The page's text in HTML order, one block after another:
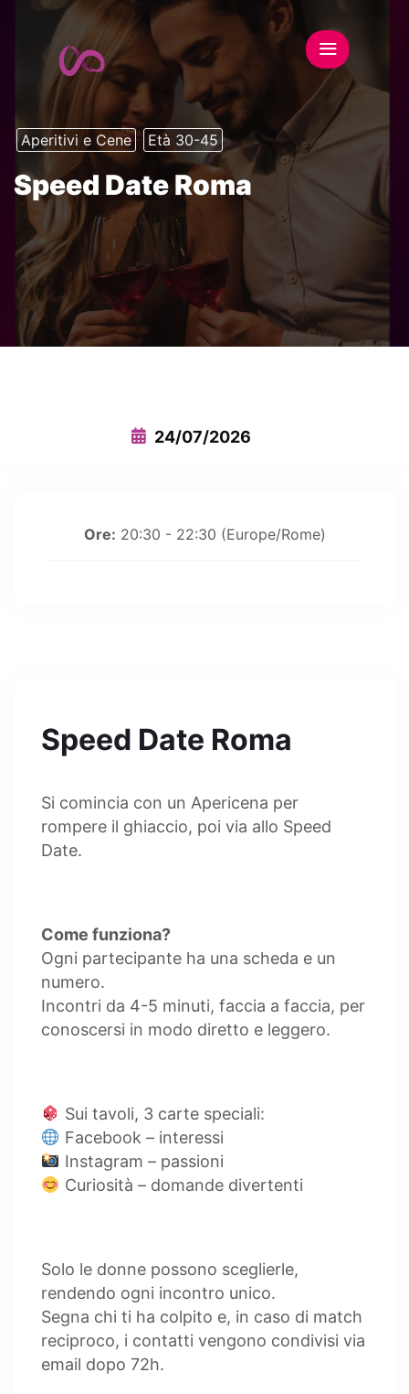
Aperitivi e Cene Età 30-45
Speed Date Roma
24/07/2026
Speed Date Roma
Si comincia con un Apericena per
rompere il ghiaccio, poi via allo Speed
Date.
Come funziona?
Ogni partecipante ha una scheda e un
numero.
Incontri da 4-5 minuti, faccia a faccia, per
conoscersi in modo diretto e leggero.
Sui tavoli, 3 carte speciali:
Facebook – interessi
Instagram – passioni
Curiosità – domande divertenti
Solo le donne possono sceglierle,
rendendo ogni incontro unico.
Segna chi ti ha colpito e, in caso di match
reciproco, i contatti vengono condivisi via
email dopo 72h.
Ore: 20:30 - 22:30 (Europe/Rome)